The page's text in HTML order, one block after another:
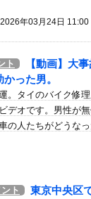
、とんでもない神乳
書（全19巻）←これ…
を押し返すダイバ
も非情な一言を告げら
にしました！」→と
レビ番組が最新SNS
発射か？！
2026年03月24日 11:00
ト
【動画】大
った男。
。タイのバイク修
デオです。男性が
の人たちがどうな
ト
東京中央区